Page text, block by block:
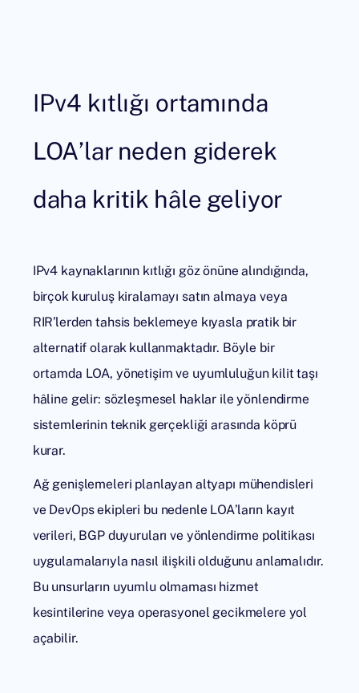
IPv4 kıtlığı ortamında
LOA’lar neden giderek
daha kritik hâle geliyor
IPv4 kaynaklarının kıtlığı göz önüne alındığında,
birçok kuruluş kiralamayı satın almaya veya
RIR’lerden tahsis beklemeye kıyasla pratik bir
alternatif olarak kullanmaktadır. Böyle bir
ortamda LOA, yönetişim ve uyumluluğun kilit taşı
hâline gelir: sözleşmesel haklar ile yönlendirme
sistemlerinin teknik gerçekliği arasında köprü
kurar.
Ağ genişlemeleri planlayan altyapı mühendisleri
ve DevOps ekipleri bu nedenle LOA’ların kayıt
verileri, BGP duyuruları ve yönlendirme politikası
uygulamalarıyla nasıl ilişkili olduğunu anlamalıdır.
Bu unsurların uyumlu olmaması hizmet
kesintilerine veya operasyonel gecikmelere yol
açabilir.